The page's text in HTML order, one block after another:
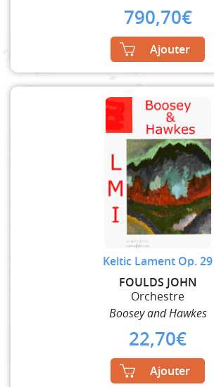
790,70€
Ajouter
Keltic Lament Op. 29
FOULDS JOHN
Orchestre
Boosey and Hawkes
22,70€
Ajouter